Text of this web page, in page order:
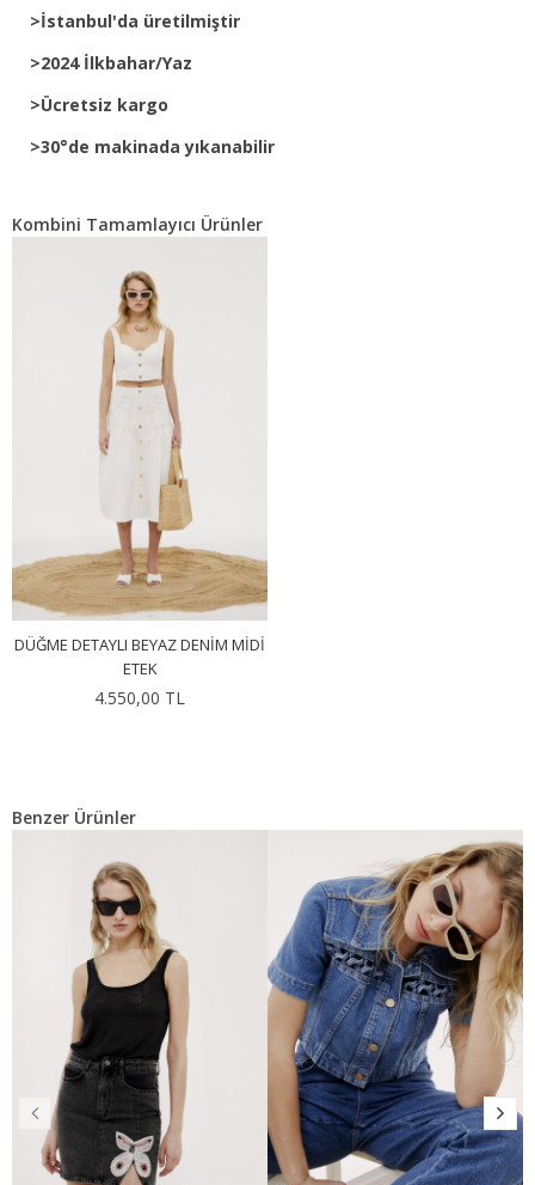
>İstanbul'da üretilmiştir
>2024 İlkbahar/Yaz
>Ücretsiz kargo
>30°de makinada yıkanabilir
Kombini Tamamlayıcı Ürünler
DÜĞME DETAYLI BEYAZ DENIM MIDI
ETEK
4.550,00 TL
Benzer Ürünler